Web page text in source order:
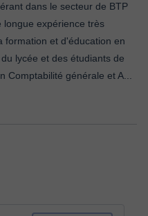
dans le secteur de BTP
longue expérience très
formation et d'éducation en
lycée et des étudiants de
Comptabilité générale et A